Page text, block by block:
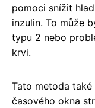
pomoci snížit
inzulin. To může
typu 2 nebo
krvi.
Tato metoda také
časového okna